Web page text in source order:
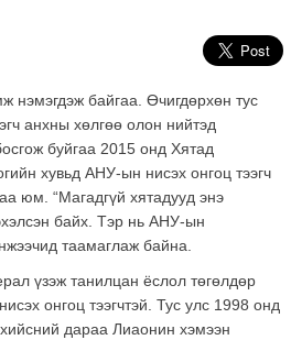
нэмэгдэж байгаа. Өчигдөрхөн тус
анхны хөлгөө олон нийтэд
буйгаа 2015 онд Хятад
хувьд АНУ-ын нисэх онгоц тээгч
юм. “Магадгүй хятадууд энэ
байх. Тэр нь АНУ-ын
таамаглаж байна.
үзэж танилцан ёслол төгөлдөр
онгоц тээгчтэй. Тус улс 1998 онд
дараа Лиаонин хэмээн